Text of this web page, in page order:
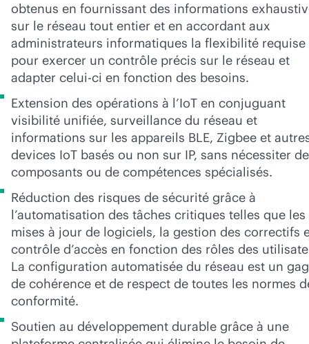
obtenus en fournissant des informations
sur le réseau tout entier et en accordant aux
administrateurs informatiques la flexibilité requise
pour exercer un contrôle précis sur le réseau et
adapter celui-ci en fonction des besoins.
Extension des opérations à l’IoT en conjuguant
visibilité unifiée, surveillance du réseau et
informations sur les appareils BLE, Zigbee et
devices IoT basés ou non sur IP, sans nécessiter de
composants ou de compétences spécialisés.
Réduction des risques de sécurité grâce à
l’automatisation des tâches critiques telles que les
mises à jour de logiciels, la gestion des correctifs
contrôle d’accès en fonction des rôles des
La configuration automatisée du réseau est un
de cohérence et de respect de toutes les normes
conformité.
Soutien au développement durable grâce à une